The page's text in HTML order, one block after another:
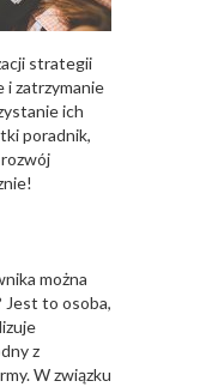
strategii
i zatrzymanie
ich
poradnik,
można
Jest to osoba,
z
W związku